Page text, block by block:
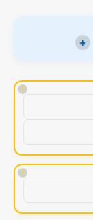
+
!
!